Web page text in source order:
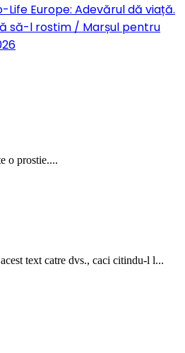
Life Europe: Adevărul dă viață.
să-l rostim / Marșul pentru
o prostie....
text catre dvs., caci citindu-l l...